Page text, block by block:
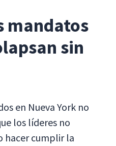
mandatos
sin
en Nueva York no
los líderes no
hacer cumplir la